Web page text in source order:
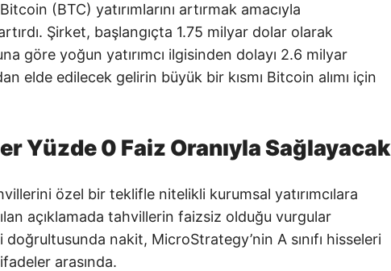
(BTC) yatırımlarını artırmak amacıyla
Şirket, başlangıçta 1.75 milyar dolar olarak
göre yoğun yatırımcı ilgisinden dolayı 2.6 milyar
elde edilecek gelirin büyük bir kısmı Bitcoin alımı için
Yüzde 0 Faiz Oranıyla Sağlayacak
özel bir teklifle nitelikli kurumsal yatırımcılara
açıklamada tahvillerin faizsiz olduğu vurgular
nakit, MicroStrategy’nin A sınıfı hisseleri
arasında.